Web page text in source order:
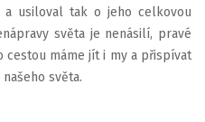
usiloval tak o jeho celkovou
světa je nenásilí, pravé
cestou máme jít i my a přispívat
světa.